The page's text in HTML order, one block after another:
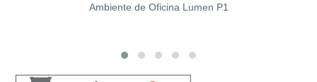
Ambiente de Oficina Lumen P1